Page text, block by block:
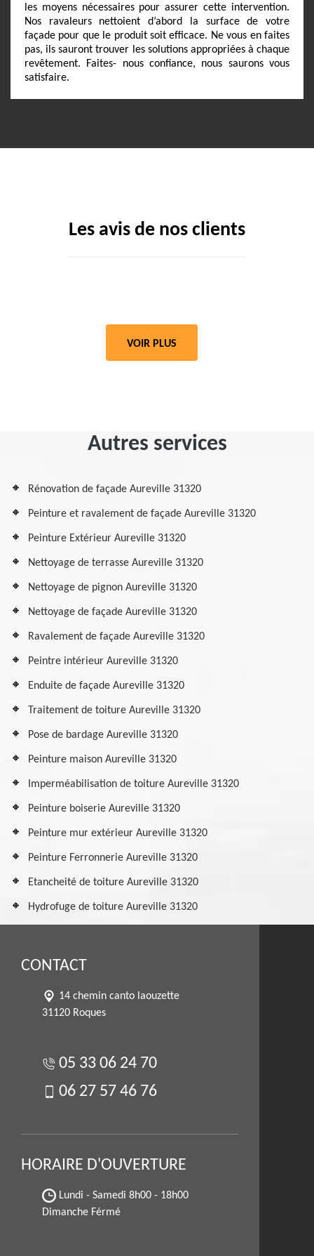
les moyens nécessaires pour assurer cette intervention.
Nos ravaleurs nettoient d’abord la surface de votre
façade pour que le produit soit efficace. Ne vous en faites
pas, ils sauront trouver les solutions appropriées à chaque
revêtement. Faites- nous confiance, nous saurons vous
satisfaire.
Les avis de nos clients
VOIR PLUS
Autres services
Rénovation de façade Aureville 31320
Peinture et ravalement de façade Aureville 31320
Peinture Extérieur Aureville 31320
Nettoyage de terrasse Aureville 31320
Nettoyage de pignon Aureville 31320
Nettoyage de façade Aureville 31320
Ravalement de façade Aureville 31320
Peintre intérieur Aureville 31320
Enduite de façade Aureville 31320
Traitement de toiture Aureville 31320
Pose de bardage Aureville 31320
Peinture maison Aureville 31320
Imperméabilisation de toiture Aureville 31320
Peinture boiserie Aureville 31320
Peinture mur extérieur Aureville 31320
Peinture Ferronnerie Aureville 31320
Etancheité de toiture Aureville 31320
Hydrofuge de toiture Aureville 31320
CONTACT
14 chemin canto laouzette
31120 Roques
05 33 06 24 70
06 27 57 46 76
HORAIRE D'OUVERTURE
Lundi - Samedi 8h00 - 18h00
Dimanche Férmé